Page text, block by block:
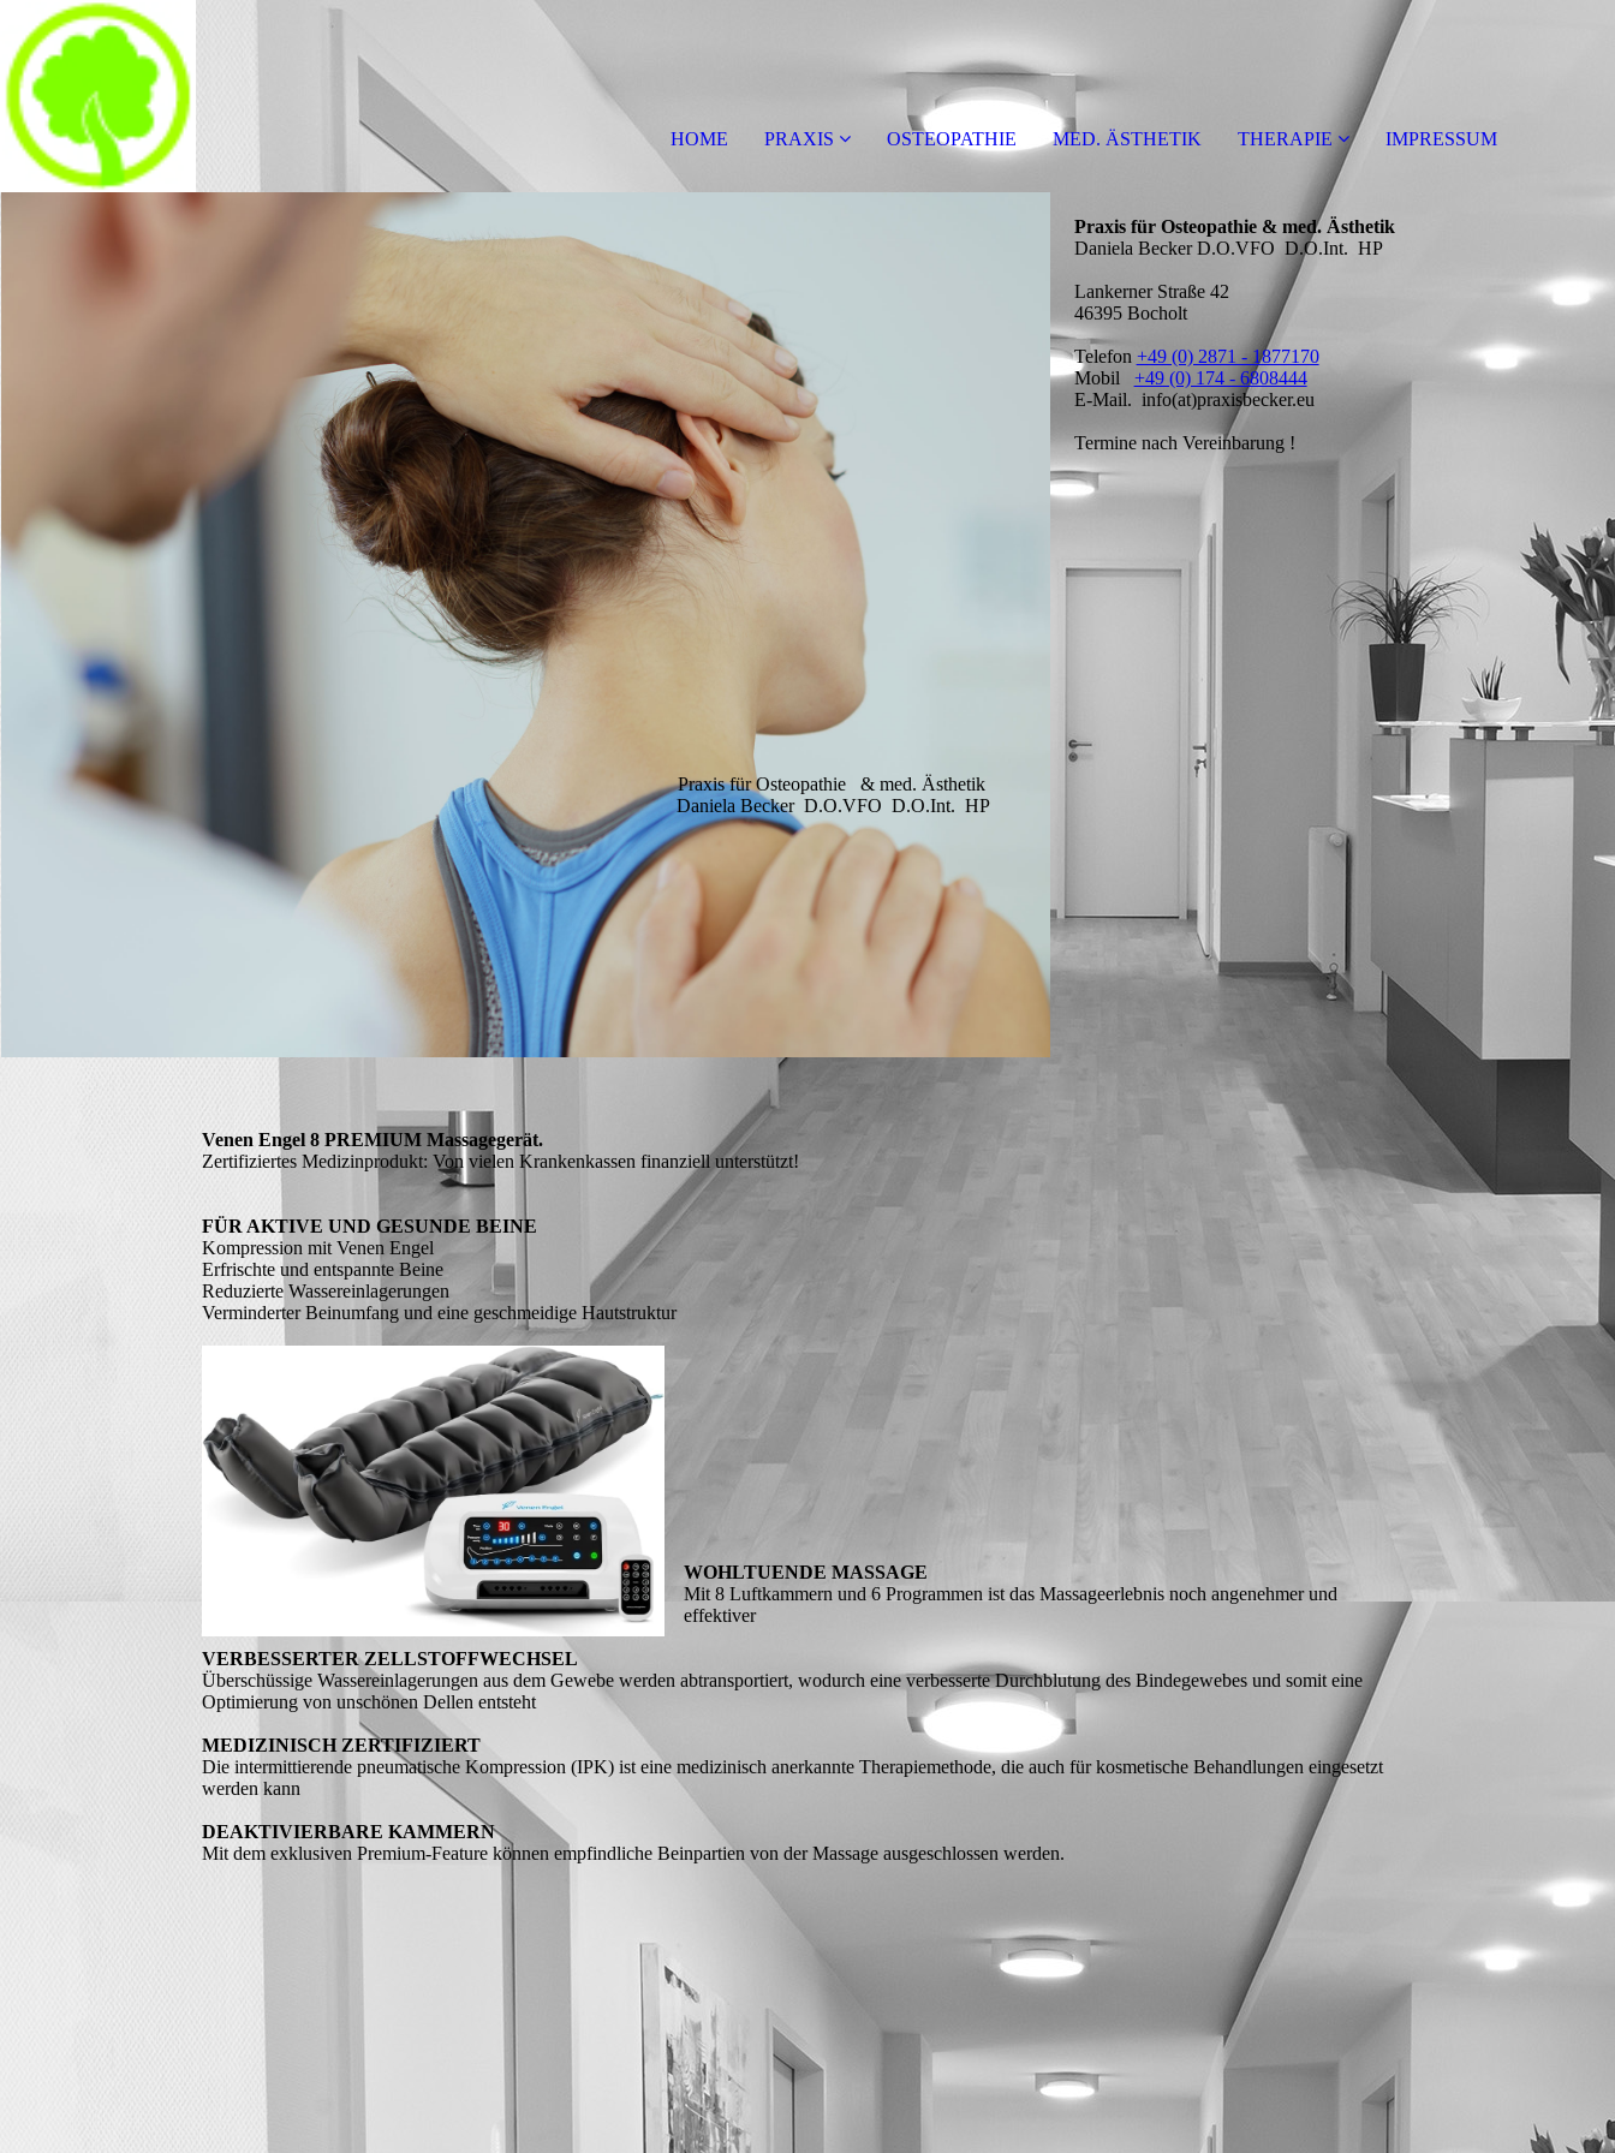
HOME PRAXIS OSTEOPATHIE MED. ÄSTHETIK THERAPIE IMPRESSUM
Praxis für Osteopathie & med. Ästhetik
Daniela Becker D.O.VFO D.O.Int. HP
Praxis für Osteopathie & med. Ästhetik
Daniela Becker D.O.VFO D.O.Int. HP
Lankerner Straße 42
46395 Bocholt
Telefon +49 (0) 2871 - 1877170
Mobil +49 (0) 174 - 6808444
E-Mail. info(at)praxisbecker.eu
Termine nach Vereinbarung !
Venen Engel 8 PREMIUM Massagegerät.
Zertifiziertes Medizinprodukt: Von vielen Krankenkassen finanziell unterstützt!
FÜR AKTIVE UND GESUNDE BEINE
Kompression mit Venen Engel
Erfrischte und entspannte Beine
Reduzierte Wassereinlagerungen
Verminderter Beinumfang und eine geschmeidige Hautstruktur
WOHLTUENDE MASSAGE
Mit 8 Luftkammern und 6 Programmen ist das Massageerlebnis noch angenehmer und
effektiver
VERBESSERTER ZELLSTOFFWECHSEL
Überschüssige Wassereinlagerungen aus dem Gewebe werden abtransportiert, wodurch eine verbesserte Durchblutung des Bindegewebes und somit eine
Optimierung von unschönen Dellen entsteht
MEDIZINISCH ZERTIFIZIERT
Die intermittierende pneumatische Kompression (IPK) ist eine medizinisch anerkannte Therapiemethode, die auch für kosmetische Behandlungen eingesetzt
werden kann
DEAKTIVIERBARE KAMMERN
Mit dem exklusiven Premium-Feature können empfindliche Beinpartien von der Massage ausgeschlossen werden.